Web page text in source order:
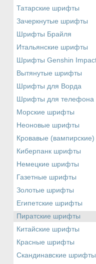
Татарские шрифты
Зачеркнутые шрифты
Шрифты Брайля
Итальянские шрифты
Шрифты Genshin
Вытянутые шрифты
Шрифты для Ворда
Шрифты для телефона
Морские шрифты
Неоновые шрифты
Кровавые
Киберпанк шрифты
Немецкие шрифты
Газетные шрифты
Золотые шрифты
Египетские шрифты
Пиратские шрифты
Китайские шрифты
Красные шрифты
Скандинавские шрифты